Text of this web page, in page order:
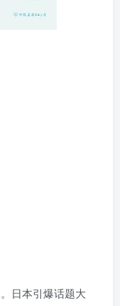
日本引爆话题大